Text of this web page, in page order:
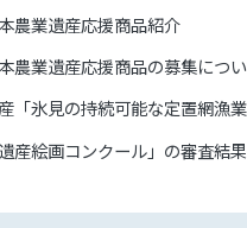
農業遺産応援商品紹介
農業遺産応援商品の募集につ
「氷見の持続可能な定置網漁
遺産絵画コンクール」の審査結